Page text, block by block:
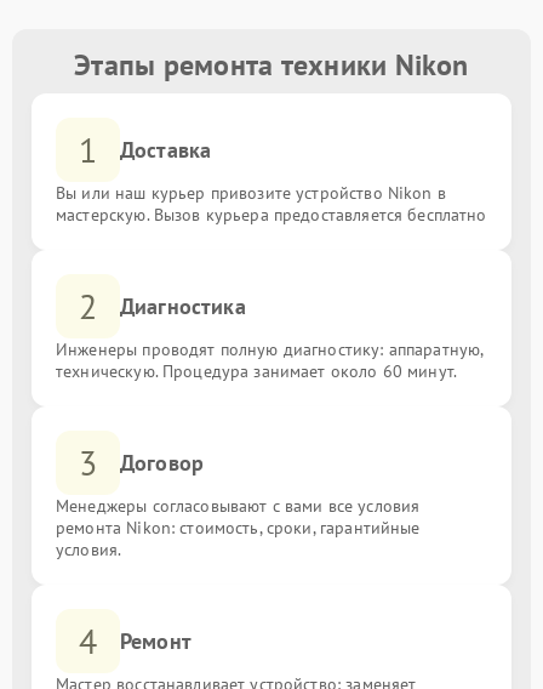
Этапы ремонта техники Nikon
1 Доставка
Вы или наш курьер привозите устройство Nikon в
мастерскую. Вызов курьера предоставляется бесплатно
2 Диагностика
Инженеры проводят полную диагностику: аппаратную,
техническую. Процедура занимает около 60 минут.
3 Договор
Менеджеры согласовывают с вами все условия
ремонта Nikon: стоимость, сроки, гарантийные
условия.
4 Ремонт
Мастер восстанавливает устройство: заменяет